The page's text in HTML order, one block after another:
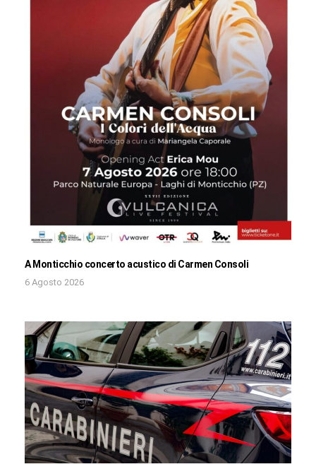
A Monticchio concerto acustico di Carmen Consoli
6 Agosto 2026